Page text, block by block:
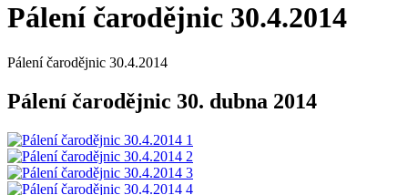
Pálení čarodějnic 30.4.2014
Pálení čarodějnic 30.4.2014
Pálení čarodějnic 30. dubna 2014